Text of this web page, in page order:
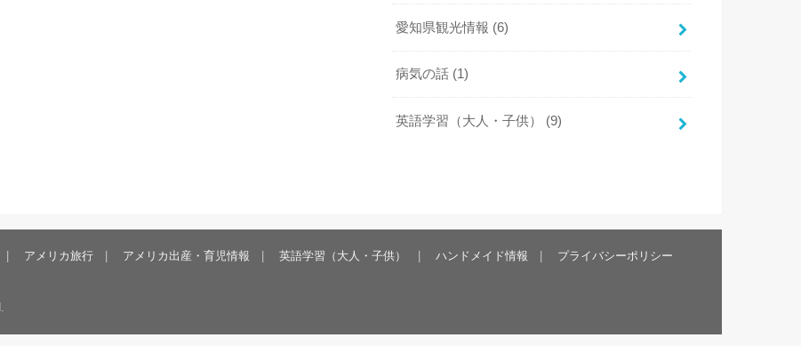
愛知県観光情報 (6)
病気の話 (1)
英語学習（大人・子供） (9)
アメリカ旅行 アメリカ出産・育児情報 英語学習（大人・子供） ハンドメイド情報 プライバシーポリシー